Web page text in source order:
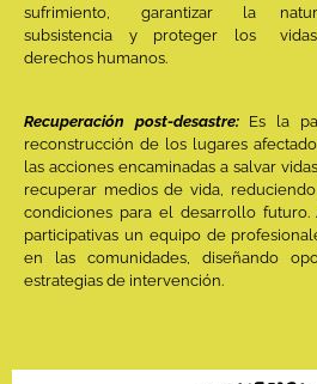
sufrimiento, garantizar la
subsistencia y proteger los
derechos humanos.
Recuperación post-desastre:Es la
reconstrucción de los lugares
las acciones encaminadas a salvar
recuperar medios de vida,
condiciones para el desarrollo
participativas un equipo de
en las comunidades, diseñando
estrategias de intervención.